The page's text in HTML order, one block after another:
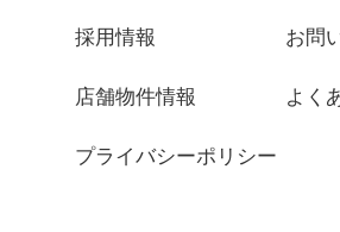
採用情報 お問
店舗物件情報 よく
プライバシーポリシー